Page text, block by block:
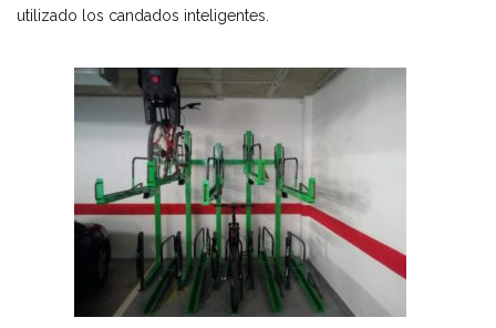
utilizado los candados inteligentes.